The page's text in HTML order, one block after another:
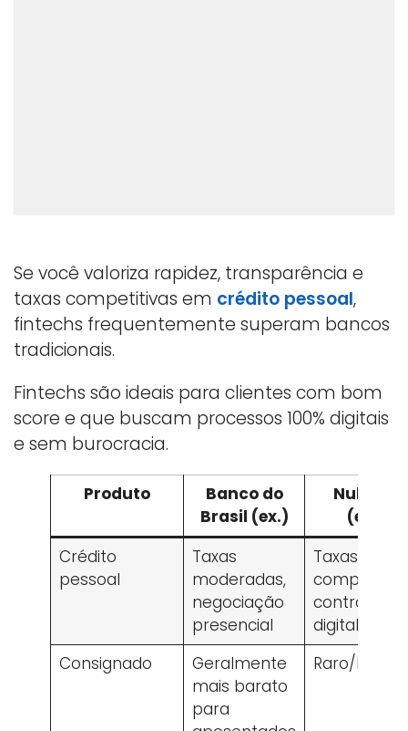
Se você valoriza rapidez, transparência e
taxas competitivas em crédito pessoal,
fintechs frequentemente superam bancos
tradicionais.
Fintechs são ideais para clientes com bom
score e que buscam processos 100% digitais
e sem burocracia.
Produto
Banco do
Brasil (ex.)
Nubank
(ex.)
Crédito
pessoal
Taxas
moderadas,
negociação
presencial
Taxas
digital
Consignado
Geralmente
mais barato
para
Raro/